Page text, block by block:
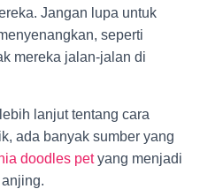
Jangan lupa untuk
seperti
mereka jalan-jalan di
lanjut tentang cara
ada banyak sumber yang
doodles petyang menjadi